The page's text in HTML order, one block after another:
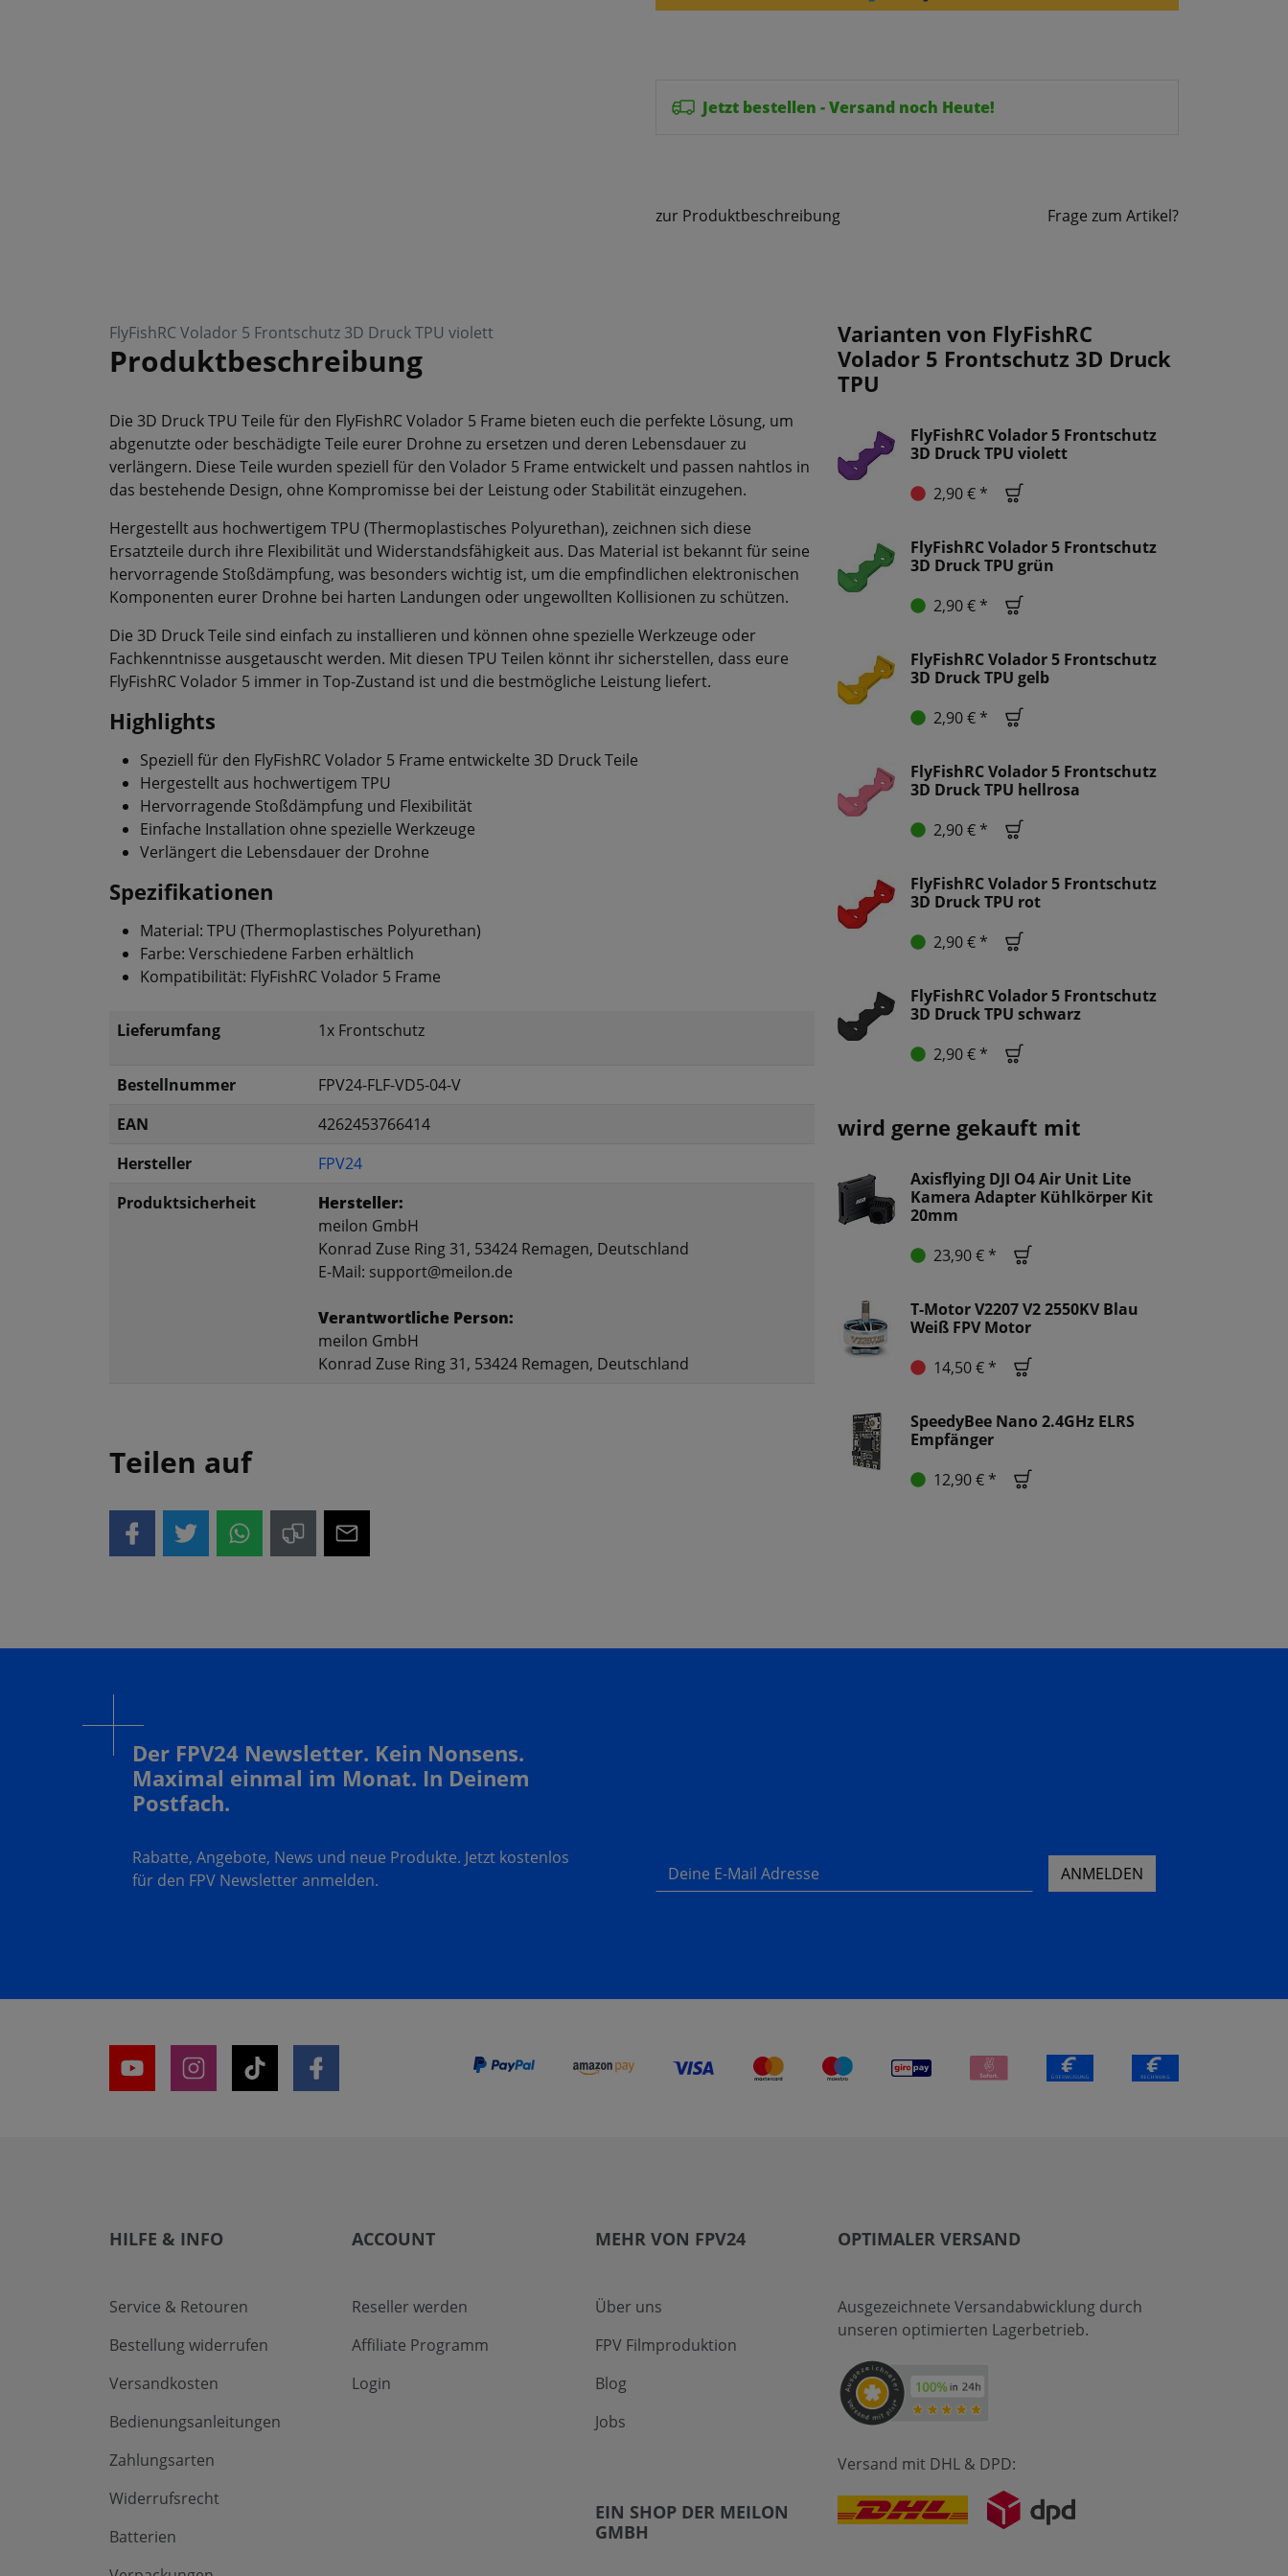
Jetzt bestellen - Versand noch Heute!
zur Produktbeschreibung Frage zum Artikel?
FlyFishRC Volador 5 Frontschutz 3D Druck TPU violett
Produktbeschreibung
Die 3D Druck TPU Teile für den FlyFishRC Volador 5 Frame bieten euch die perfekte Lösung, um
abgenutzte oder beschädigte Teile eurer Drohne zu ersetzen und deren Lebensdauer zu
verlängern. Diese Teile wurden speziell für den Volador 5 Frame entwickelt und passen nahtlos in
das bestehende Design, ohne Kompromisse bei der Leistung oder Stabilität einzugehen.
Hergestellt aus hochwertigem TPU (Thermoplastisches Polyurethan), zeichnen sich diese
Ersatzteile durch ihre Flexibilität und Widerstandsfähigkeit aus. Das Material ist bekannt für seine
hervorragende Stoßdämpfung, was besonders wichtig ist, um die empfindlichen elektronischen
Komponenten eurer Drohne bei harten Landungen oder ungewollten Kollisionen zu schützen.
Die 3D Druck Teile sind einfach zu installieren und können ohne spezielle Werkzeuge oder
Fachkenntnisse ausgetauscht werden. Mit diesen TPU Teilen könnt ihr sicherstellen, dass eure
FlyFishRC Volador 5 immer in Top-Zustand ist und die bestmögliche Leistung liefert.
Highlights
Speziell für den FlyFishRC Volador 5 Frame entwickelte 3D Druck Teile
Hergestellt aus hochwertigem TPU
Hervorragende Stoßdämpfung und Flexibilität
Einfache Installation ohne spezielle Werkzeuge
Verlängert die Lebensdauer der Drohne
Spezifikationen
Material: TPU (Thermoplastisches Polyurethan)
Farbe: Verschiedene Farben erhältlich
Kompatibilität: FlyFishRC Volador 5 Frame
Lieferumfang 1x Frontschutz
Bestellnummer
FPV24-FLF-VD5-04-V
EAN
4262453766414
Hersteller
FPV24
Produktsicherheit
Hersteller:
meilon GmbH
Konrad Zuse Ring 31, 53424 Remagen, Deutschland
E-Mail: support@meilon.de
Verantwortliche Person:
meilon GmbH
Konrad Zuse Ring 31, 53424 Remagen, Deutschland
Teilen auf
Varianten von FlyFishRC
Volador 5 Frontschutz 3D Druck
TPU
FlyFishRC Volador 5 Frontschutz
3D Druck TPU violett
2,90 € *
FlyFishRC Volador 5 Frontschutz
3D Druck TPU grün
2,90 € *
FlyFishRC Volador 5 Frontschutz
3D Druck TPU gelb
2,90 € *
FlyFishRC Volador 5 Frontschutz
3D Druck TPU hellrosa
2,90 € *
FlyFishRC Volador 5 Frontschutz
3D Druck TPU rot
2,90 € *
FlyFishRC Volador 5 Frontschutz
3D Druck TPU schwarz
2,90 € *
wird gerne gekauft mit
Axisflying DJI O4 Air Unit Lite
Kamera Adapter Kühlkörper Kit
20mm
23,90 € *
T-Motor V2207 V2 2550KV Blau
Weiß FPV Motor
14,50 € *
SpeedyBee Nano 2.4GHz ELRS
Empfänger
12,90 € *
Der FPV24 Newsletter. Kein Nonsens.
Maximal einmal im Monat. In Deinem
Postfach.
Rabatte, Angebote, News und neue Produkte. Jetzt kostenlos
für den FPV Newsletter anmelden.
Deine E-Mail Adresse ANMELDEN
HILFE & INFO
Service & Retouren
Bestellung widerrufen
Versandkosten
Bedienungsanleitungen
Zahlungsarten
Widerrufsrecht
Batterien
ACCOUNT
Reseller werden
Affiliate Programm
Login
MEHR VON FPV24
Über uns
FPV Filmproduktion
Blog
Jobs
EIN SHOP DER MEILON
GMBH
OPTIMALER VERSAND
Ausgezeichnete Versandabwicklung durch
unseren optimierten Lagerbetrieb.
Versand mit DHL & DPD: